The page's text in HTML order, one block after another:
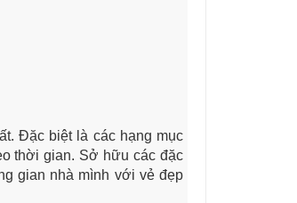
Đặc biệt là các hạng mục
thời gian. Sở hữu các đặc
gian nhà mình với vẻ đẹp